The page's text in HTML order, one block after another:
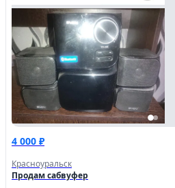
4 000 ₽
Красноуральск
Продам сабвуфер